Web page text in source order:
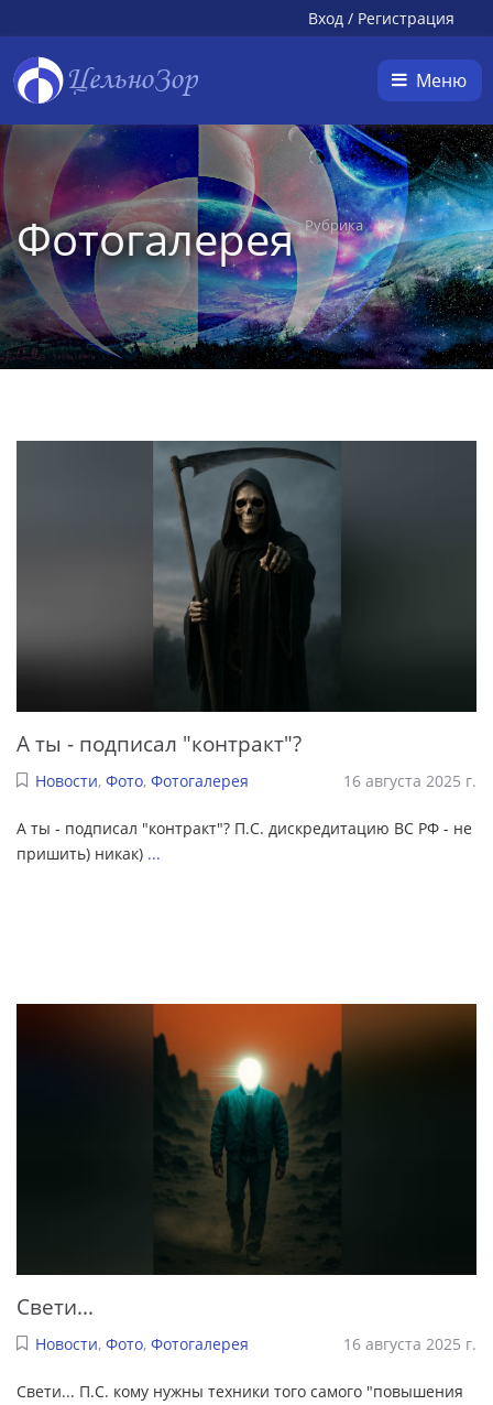
Вход / Регистрация
ЦельноЗор Меню
ФотогалереяРубрика
А ты - подписал "контракт"?
Новости, Фото, Фотогалерея 16 августа 2025 г.
А ты - подписал "контракт"? П.С. дискредитацию ВС РФ - не
пришить) никак) ...
Свети...
Новости, Фото, Фотогалерея 16 августа 2025 г.
Свети... П.С. кому нужны техники того самого "повышения